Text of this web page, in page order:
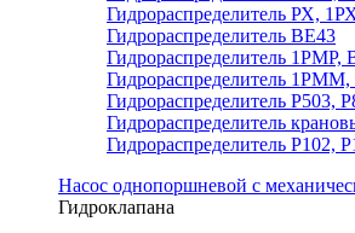
Гидрораспределитель РХ,
Гидрораспределитель ВЕ43
Гидрораспределитель
Гидрораспределитель
Гидрораспределитель Р503,
Гидрораспределитель
Гидрораспределитель Р102,
Насос однопоршневой с
Гидроклапана